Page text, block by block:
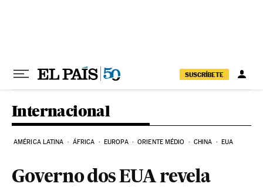
SUSCRÍBETE
Internacional
AMÉRICA LATINA ÁFRICA EUROPA ORIENTE MÉDIO CHINA EUA
Governo dos EUA revela